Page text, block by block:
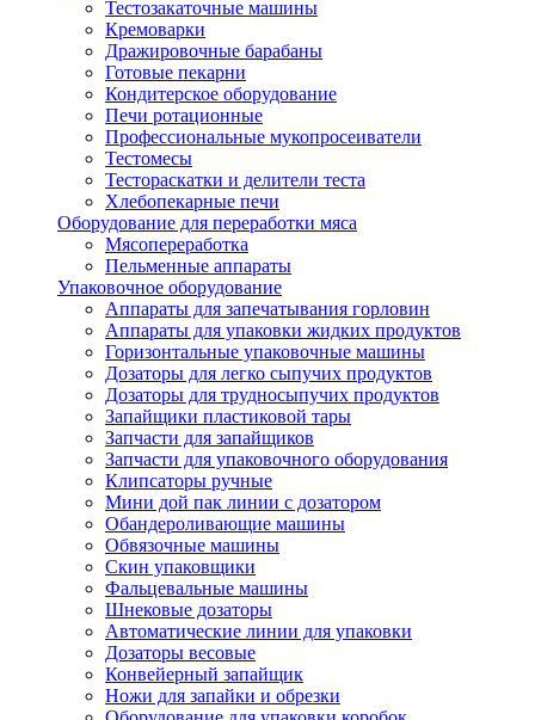
Тестозакаточные машины
Кремоварки
Дражировочные барабаны
Готовые пекарни
Кондитерское оборудование
Печи ротационные
Профессиональные мукопросеиватели
Тестомесы
Тестораскатки и делители теста
Хлебопекарные печи
Оборудование для переработки мяса
Мясопереработка
Пельменные аппараты
Упаковочное оборудование
Аппараты для запечатывания горловин
Аппараты для упаковки жидких продуктов
Горизонтальные упаковочные машины
Дозаторы для легко сыпучих продуктов
Дозаторы для трудносыпучих продуктов
Запайщики пластиковой тары
Запчасти для запайщиков
Запчасти для упаковочного оборудования
Клипсаторы ручные
Мини дой пак линии с дозатором
Обандероливающие машины
Обвязочные машины
Скин упаковщики
Фальцевальные машины
Шнековые дозаторы
Автоматические линии для упаковки
Дозаторы весовые
Конвейерный запайщик
Ножи для запайки и обрезки